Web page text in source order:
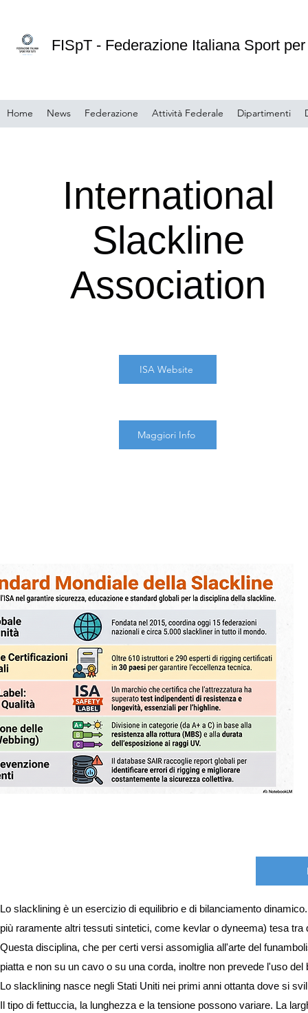
FISpT - Federazione Italiana Sport
Home News Federazione Attività Federale Dipartimenti
International
Slackline
Association
ISA Website
Maggiori Info
Lo slacklining è un esercizio di equilibrio e di bilanciamento
più raramente altri tessuti sintetici, come kevlar o dyneema) tesa
Questa disciplina, che per certi versi assomiglia all'arte del
piatta e non su un cavo o su una corda, inoltre non prevede l'uso del
Lo slacklining nasce negli Stati Uniti nei primi anni ottanta dove si
Il tipo di fettuccia, la lunghezza e la tensione possono variare. La